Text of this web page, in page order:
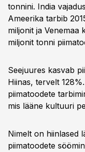
tonnini. India
Ameerika tarbib
miljonit ja Venemaa
miljonit tonni
Seejuures kasvab
Hiinas, tervelt
piimatoodete
mis lääne kultuuri
Nimelt on hiinlased
piimatoodete